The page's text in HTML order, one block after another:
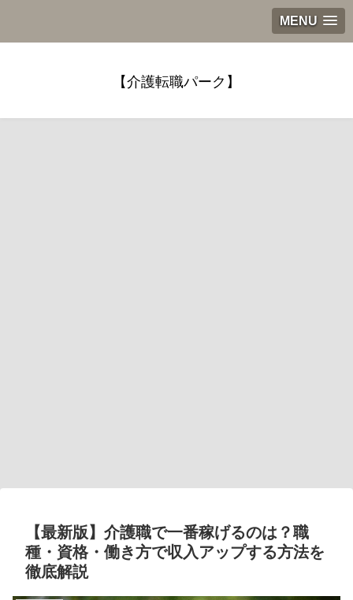
MENU
【介護転職パーク】
【最新版】介護職で一番稼げるのは？職
種・資格・働き方で収入アップする方法を
徹底解説